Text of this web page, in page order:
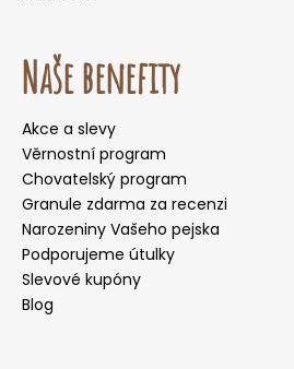
Naše benefity
Akce a slevy
Věrnostní program
Chovatelský program
Granule zdarma za recenzi
Narozeniny Vašeho pejska
Podporujeme útulky
Slevové kupóny
Blog